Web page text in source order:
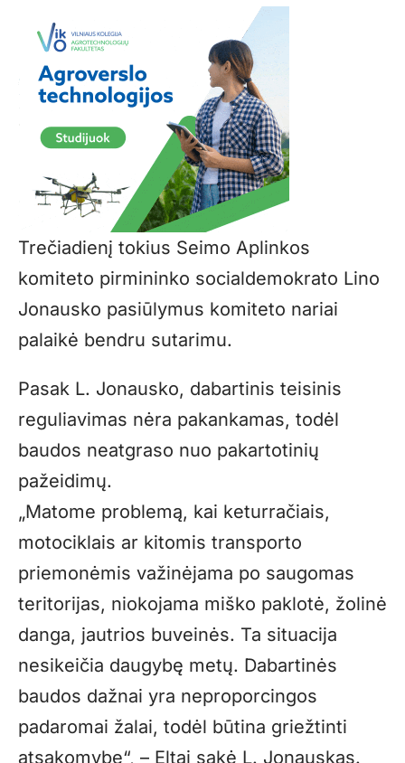
Trečiadienį tokius Seimo Aplinkos
komiteto pirmininko socialdemokrato Lino
Jonausko pasiūlymus komiteto nariai
palaikė bendru sutarimu.
Pasak L. Jonausko, dabartinis teisinis
reguliavimas nėra pakankamas, todėl
baudos neatgraso nuo pakartotinių
pažeidimų.
„Matome problemą, kai keturračiais,
motociklais ar kitomis transporto
priemonėmis važinėjama po saugomas
teritorijas, niokojama miško paklotė, žolinė
danga, jautrios buveinės. Ta situacija
nesikeičia daugybę metų. Dabartinės
baudos dažnai yra neproporcingos
padaromai žalai, todėl būtina griežtinti
atsakomybę“, – Eltai sakė L. Jonauskas.